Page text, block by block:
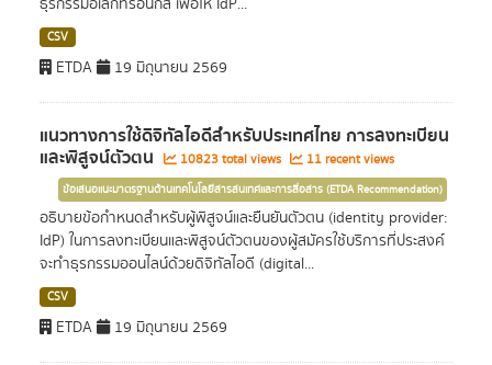
ธุรกรรมอิเล็กทรอนิกส์ เพื่อให้ IdP...
CSV
ETDA 19 มิถุนายน 2569
แนวทางการใช้ดิจิทัลไอดีสำหรับประเทศไทย การลงทะเบียน
และพิสูจน์ตัวตน 10823 total views 11 recent views
ข้อเสนอแนะมาตรฐานด้านเทคโนโลยีสารสนเทศและการสื่อสาร (ETDA Recommendation)
อธิบายข้อกำหนดสำหรับผู้พิสูจน์และยืนยันตัวตน (identity provider:
IdP) ในการลงทะเบียนและพิสูจน์ตัวตนของผู้สมัครใช้บริการที่ประสงค์
จะทำธุรกรรมออนไลน์ด้วยดิจิทัลไอดี (digital...
CSV
ETDA 19 มิถุนายน 2569